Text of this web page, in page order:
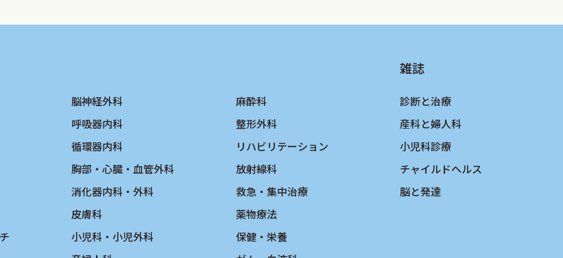
脳神経外科
呼吸器内科
循環器内科
胸部・心臓・血管外科
消化器内科・外科
皮膚科
小児科・小児外科
麻酔科
整形外科
リハビリテーション
放射線科
救急・集中治療
薬物療法
保健・栄養
雑誌
診断と治療
産科と婦人科
小児科診療
チャイルドヘルス
脳と発達